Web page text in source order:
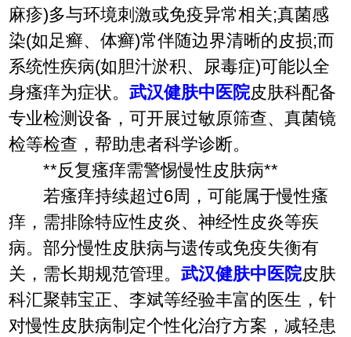
麻疹)多与环境刺激或免疫异常相关;真菌感
染(如足癣、体癣)常伴随边界清晰的皮损;而
系统性疾病(如胆汁淤积、尿毒症)可能以全
身瘙痒为症状。武汉健肤中医院皮肤科配备
专业检测设备，可开展过敏原筛查、真菌镜
检等检查，帮助患者科学诊断。
**反复瘙痒需警惕慢性皮肤病**
若瘙痒持续超过6周，可能属于慢性瘙
痒，需排除特应性皮炎、神经性皮炎等疾
病。部分慢性皮肤病与遗传或免疫失衡有
关，需长期规范管理。武汉健肤中医院皮肤
科汇聚韩宝正、李斌等经验丰富的医生，针
对慢性皮肤病制定个性化治疗方案，减轻患